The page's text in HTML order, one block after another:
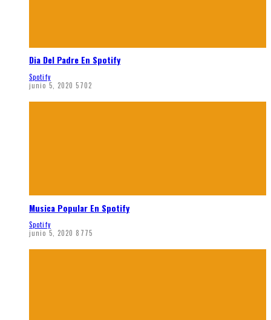
Dia Del Padre En Spotify
Spotify
junio 5, 2020 5702
Musica Popular En Spotify
Spotify
junio 5, 2020 8775